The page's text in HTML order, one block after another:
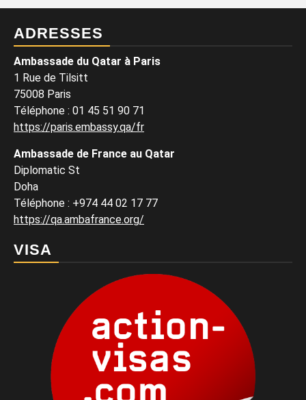
ADRESSES
Ambassade du Qatar à Paris
1 Rue de Tilsitt
75008 Paris
Téléphone : 01 45 51 90 71
https://paris.embassy.qa/fr
Ambassade de France au Qatar
Diplomatic St
Doha
Téléphone : +974 44 02 17 77
https://qa.ambafrance.org/
VISA